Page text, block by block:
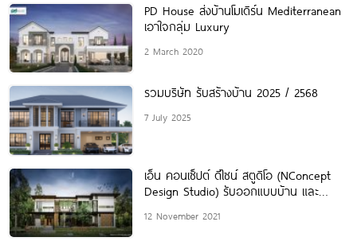
PD House ส่งบ้านโมเดิร์น Mediterranean
เอาใจกลุ่ม Luxury
2 March 2020
รวมบริษัท รับสร้างบ้าน 2025 / 2568
7 July 2025
เอ็น คอนเซ็ปต์ ดีไซน์ สตูดิโอ (NConcept
Design Studio) รับออกแบบบ้าน และ
12 November 2021